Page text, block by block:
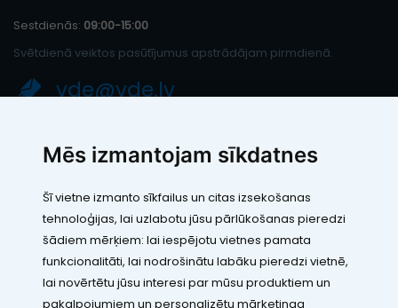
Mēs izmantojam sīkdatnes
Šī vietne izmanto sīkfailus un citas izsekošanas
tehnoloģijas, lai uzlabotu jūsu pārlūkošanas pieredzi
šādiem mērķiem: lai iespējotu vietnes pamata
funkcionalitāti, lai nodrošinātu labāku pieredzi vietnē,
lai novērtētu jūsu interesi par mūsu produktiem un
pakalpojumiem un personalizētu mārketinga
Sestdienās: 09:00-15:00
Svētdienā veiktos pasūtījumus apstrādājam pirmdienā.
vde@vde.lv
SIA "LEIC TH"
Reģ. Nr.: 40103394280
Juridiskā adrese: Rāmuļu iela 33, Rīga, LV-1005
Banka: Paysera LT, UAB
SWIFT: EVIULT21
Konts: LT123500010005426773